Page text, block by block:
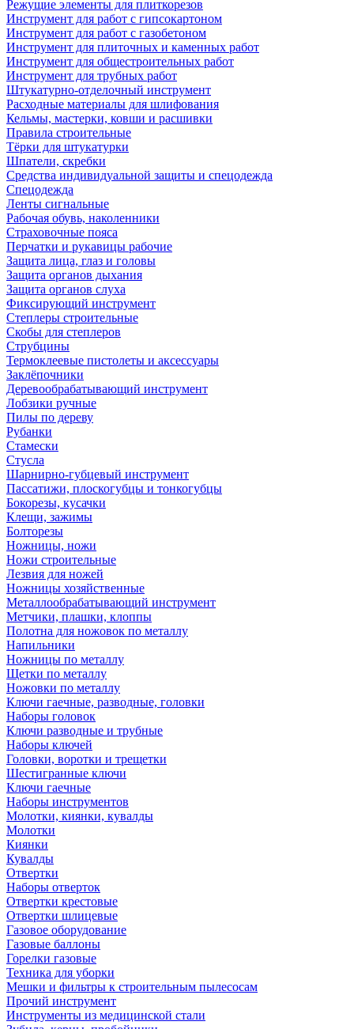
Режущие элементы для плиткорезов
Инструмент для работ с гипсокартоном
Инструмент для работ с газобетоном
Инструмент для плиточных и каменных работ
Инструмент для общестроительных работ
Инструмент для трубных работ
Штукатурно-отделочный инструмент
Расходные материалы для шлифования
Кельмы, мастерки, ковши и расшивки
Правила строительные
Тёрки для штукатурки
Шпатели, скребки
Средства индивидуальной защиты и спецодежда
Спецодежда
Ленты сигнальные
Рабочая обувь, наколенники
Страховочные пояса
Перчатки и рукавицы рабочие
Защита лица, глаз и головы
Защита органов дыхания
Защита органов слуха
Фиксирующий инструмент
Степлеры строительные
Скобы для степлеров
Струбцины
Термоклеевые пистолеты и аксессуары
Заклёпочники
Деревообрабатывающий инструмент
Лобзики ручные
Пилы по дереву
Рубанки
Стамески
Стусла
Шарнирно-губцевый инструмент
Пассатижи, плоскогубцы и тонкогубцы
Бокорезы, кусачки
Клещи, зажимы
Болторезы
Ножницы, ножи
Ножи строительные
Лезвия для ножей
Ножницы хозяйственные
Металлообрабатывающий инструмент
Метчики, плашки, клоппы
Полотна для ножовок по металлу
Напильники
Ножницы по металлу
Щетки по металлу
Ножовки по металлу
Ключи гаечные, разводные, головки
Наборы головок
Ключи разводные и трубные
Наборы ключей
Головки, воротки и трещетки
Шестигранные ключи
Ключи гаечные
Наборы инструментов
Молотки, киянки, кувалды
Молотки
Киянки
Кувалды
Отвертки
Наборы отверток
Отвертки крестовые
Отвертки шлицевые
Газовое оборудование
Газовые баллоны
Горелки газовые
Техника для уборки
Мешки и фильтры к строительным пылесосам
Прочий инструмент
Инструменты из медицинской стали